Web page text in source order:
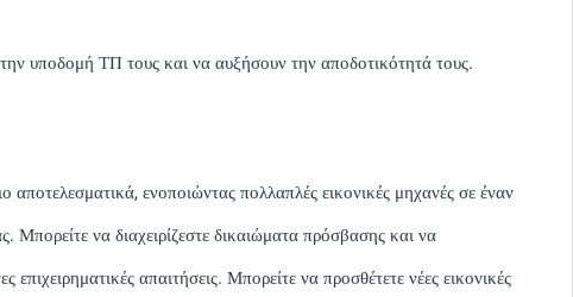
υποδομή ΤΠ τους και να αυξήσουν την αποδοτικότητά τους.
ενοποιώντας πολλαπλές εικονικές μηχανές σε έναν
Μπορείτε να διαχειρίζεστε δικαιώματα πρόσβασης και να
απαιτήσεις. Μπορείτε να προσθέτετε νέες εικονικές